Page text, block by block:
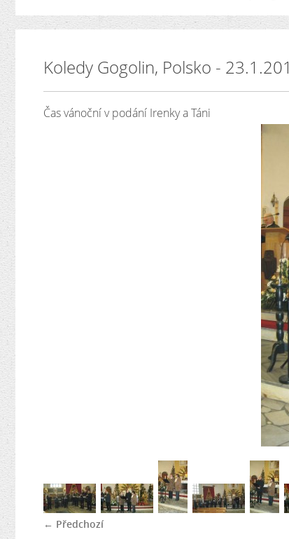
Koledy Gogolin, Polsko -
Čas vánoční v podání Irenky a Táni
← Předchozí